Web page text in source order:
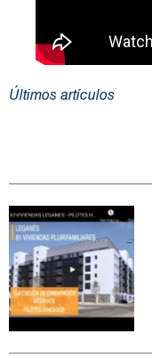
Últimos artículos